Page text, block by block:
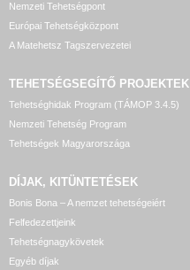
Nemzeti Tehetségpont
Európai Tehetségközpont
A Matehetsz Tagszervezetei
TEHETSÉGSEGÍTŐ PROJEKTEK
Tehetséghidak Program (TÁMOP 3.4.5)
Nemzeti Tehetség Program
Tehetségek Magyarországa
DÍJAK, KITÜNTETÉSEK
Bonis Bona – A nemzet tehetségeiért
Felfedezettjeink
Tehetségnagykövetek
Egyéb díjak